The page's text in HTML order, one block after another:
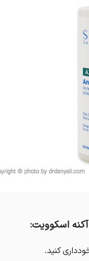
اسکوویت:
کنید.